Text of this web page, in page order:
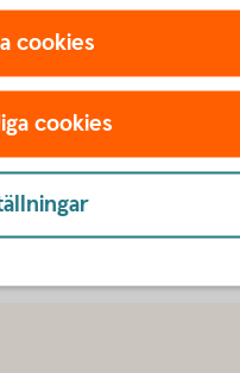
för att
cookies
cookies